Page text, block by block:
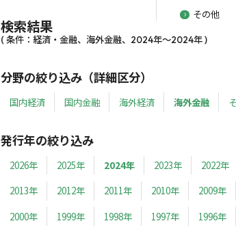
その他
検索結果
( 条件：経済・金融、海外金融、2024年～2024年 )
分野の絞り込み（詳細区分）
国内経済 国内金融 海外経済 海外金融
発行年の絞り込み
2026年 2025年 2024年 2023年 2022年
2013年
2012年 2011年 2010年 2009年
2000年
1999年 1998年 1997年 1996年